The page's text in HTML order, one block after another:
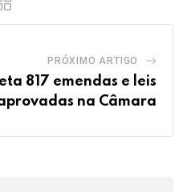
PRÓXIMO ARTIGO
817 emendas e leis
na Câmara